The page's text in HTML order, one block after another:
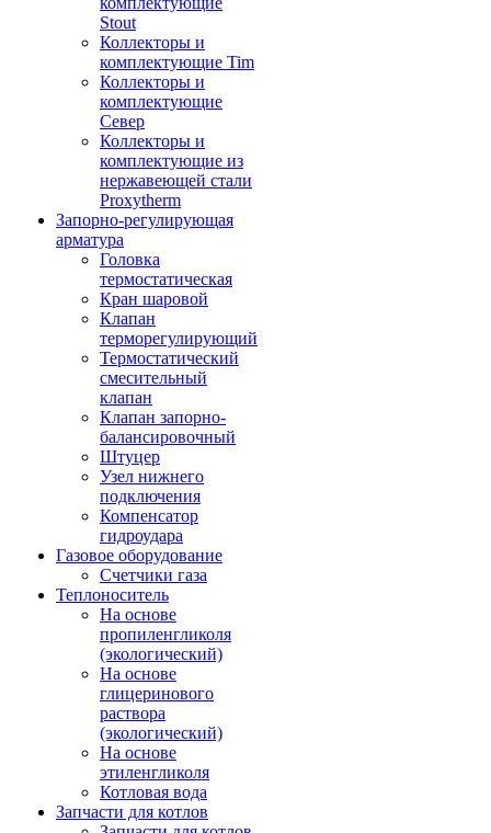
Stout
Коллекторы и
комплектующие Tim
Коллекторы и
комплектующие
Север
Коллекторы и
комплектующие из
нержавеющей стали
Proxytherm
Запорно-регулирующая
арматура
Головка
термостатическая
Кран шаровой
Клапан
терморегулирующий
Термостатический
смесительный
клапан
Клапан запорно-
балансировочный
Штуцер
Узел нижнего
подключения
Компенсатор
гидроудара
Газовое оборудование
Счетчики газа
Теплоноситель
На основе
пропиленгликоля
(экологический)
На основе
глицеринового
раствора
(экологический)
На основе
этиленгликоля
Котловая вода
Запчасти для котлов